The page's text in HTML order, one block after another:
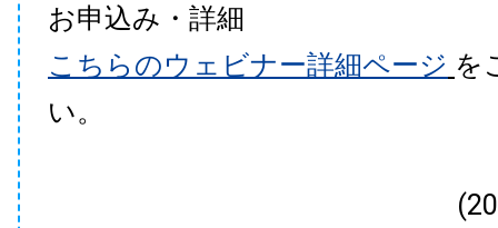
お申込み・詳細
こちらのウェビナー詳細ページ を
い。